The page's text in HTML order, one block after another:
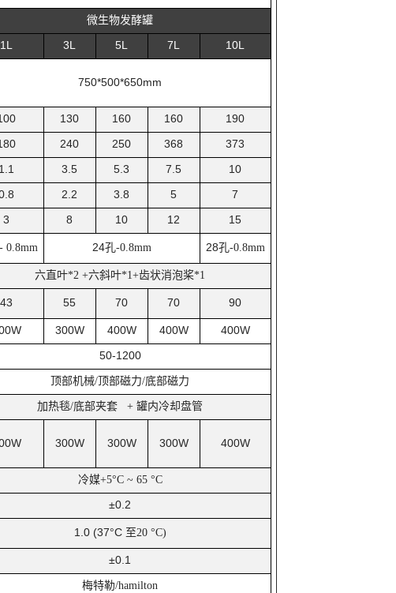
微生物发酵罐
1L 3L 5L 7L
10L
750*500*650mm
130 160 160
190
240 250 368
373
1.1 3.5 5.3 7.5
10
2.2 3.8 5
7
3 8 10 12 15
0.8mm 24孔-0.8mm 28孔-0.8mm
六直叶*2 +六斜叶*1+齿状消泡桨*1
43 55 70 70 90
300W 400W 400W
400W
50-1200
顶部机械/顶部磁力/底部磁力
加热毯/底部夹套 + 罐内冷却盘管
300W 300W 300W 400W
冷媒+5°C ~ 65 °C
±0.2
1.0 (37°C 至20 °C)
±0.1
梅特勒/hamilton